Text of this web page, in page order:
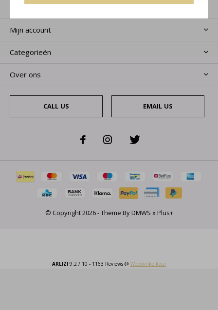
Klantenservice
Mijn account
Categorieën
Over ons
CALL US EMAIL US
© Copyright2026- Theme ByDMWS x Plus+
ARLIZI9.2 / 10 - 1163 Reviews @ Webwinkelkeur